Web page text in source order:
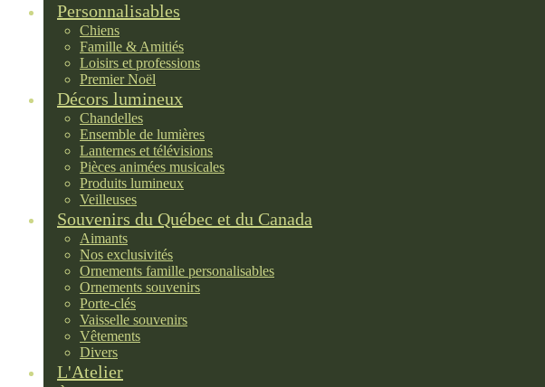
Personnalisables
Chiens
Famille & Amitiés
Loisirs et professions
Premier Noël
Décors lumineux
Chandelles
Ensemble de lumières
Lanternes et télévisions
Pièces animées musicales
Produits lumineux
Veilleuses
Souvenirs du Québec et du Canada
Aimants
Nos exclusivités
Ornements famille personalisables
Ornements souvenirs
Porte-clés
Vaisselle souvenirs
Vêtements
Divers
L'Atelier